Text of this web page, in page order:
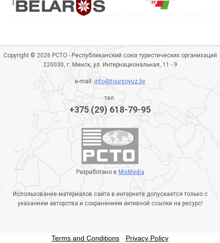
Copyright © 2026 РСТО - Республиканский союз туристических организаций
220030, г. Минск, ул. Интернациональная, 11 - 9
e-mail:info@toursoyuz.by
тел.
+375 (29) 618-79-95
Разработано в MixMedia
Использование материалов сайта в интернете допускается только с
указанием авторства и сохранением активной ссылки на ресурс!
Terms and Conditions - Privacy Policy